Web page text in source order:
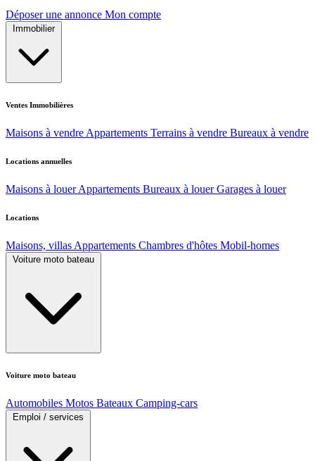
Déposer une annonce Mon compte
Immobilier
Ventes Immobilières
Maisons à vendre Appartements Terrains à vendre Bureaux à vendre
Locations annuelles
Maisons à louer Appartements Bureaux à louer Garages à louer
Locations
Maisons, villas Appartements Chambres d'hôtes Mobil-homes
Voiture moto bateau
Voiture moto bateau
Automobiles Motos Bateaux Camping-cars
Emploi / services